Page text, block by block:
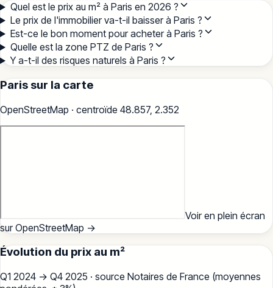
Quel est le prix au m² à Paris en 2026 ?
Le prix de l'immobilier va-t-il baisser à Paris ?
Est-ce le bon moment pour acheter à Paris ?
Quelle est la zone PTZ de Paris ?
Y a-t-il des risques naturels à Paris ?
Paris sur la carte
OpenStreetMap · centroïde 48.857, 2.352
Voir en plein écran
sur OpenStreetMap →
Évolution du prix au m²
Q1 2024 → Q4 2025 · source Notaires de France (moyennes